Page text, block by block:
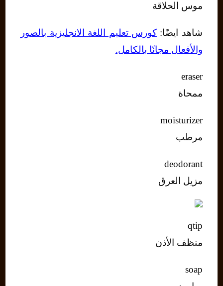
موس الحلاقة
شاهد ايضًا:كورس تعليم اللغة الانجليزية بالصور
والأفعال مجانًا بالكامل.
eraser
ممحاة
moisturizer
مرطب
deodorant
مزيل العرق
qtip
منظف الأذن
soap